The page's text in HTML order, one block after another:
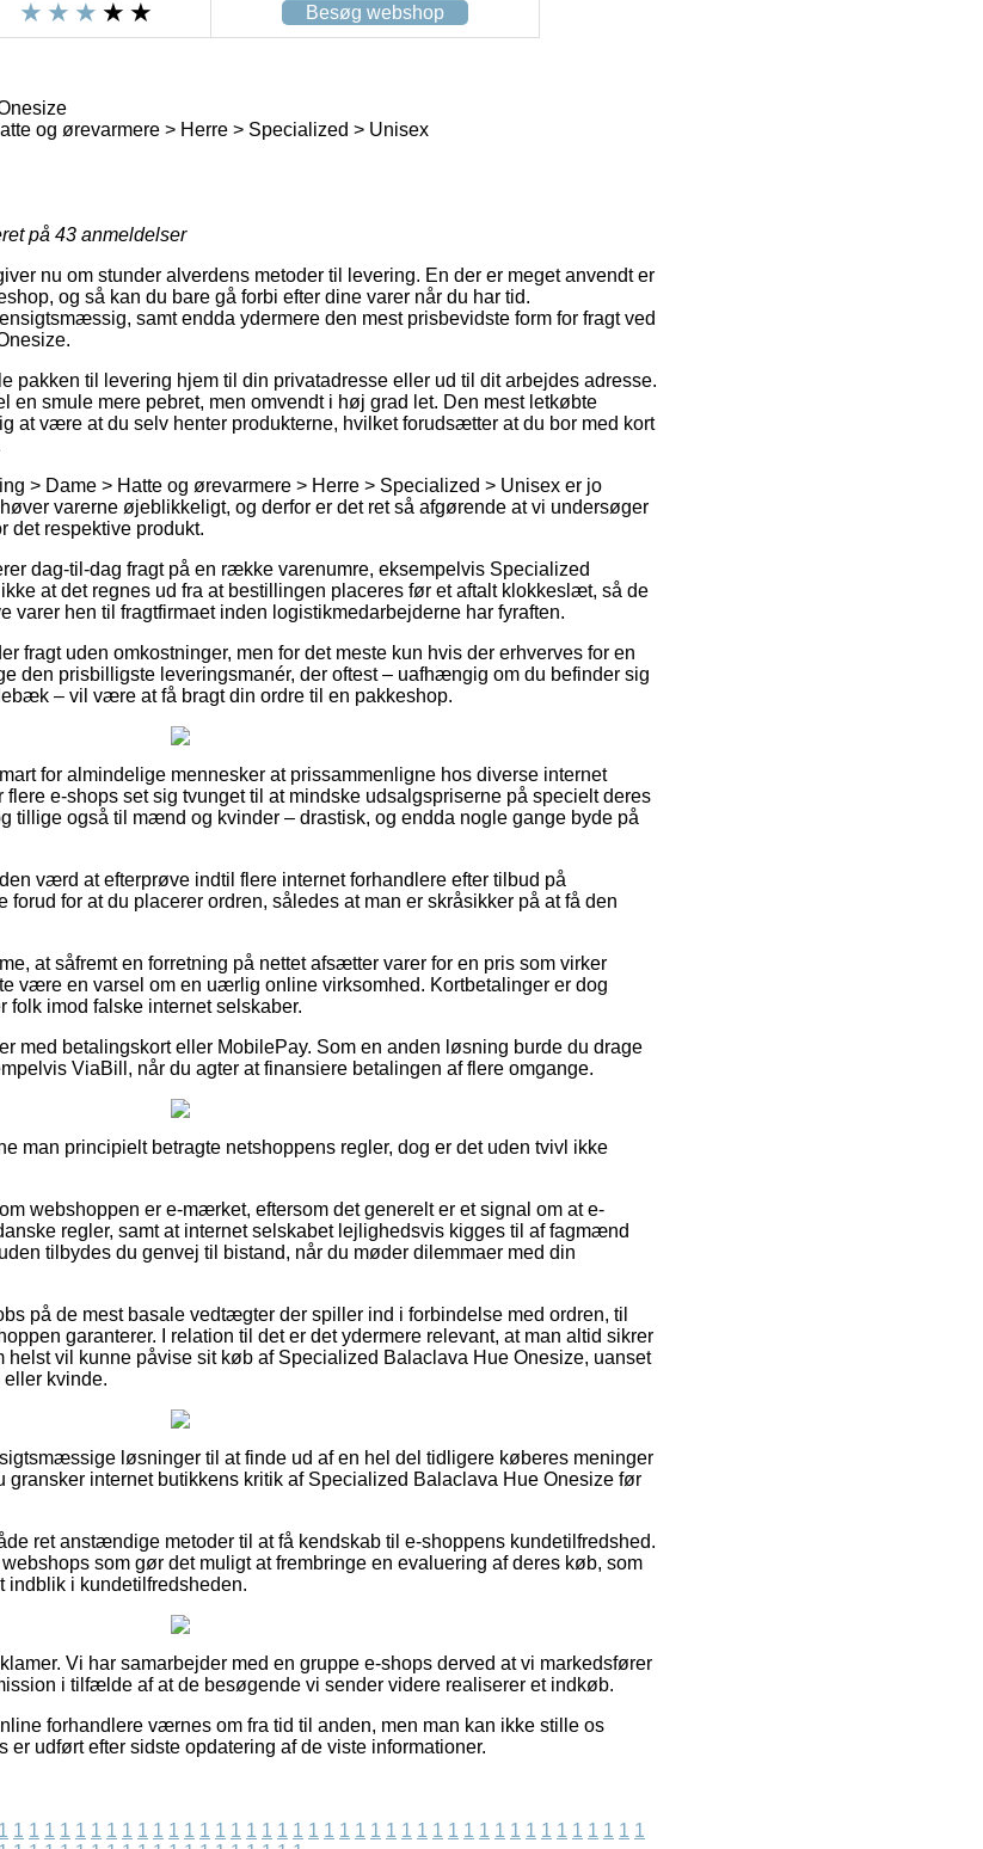
Besøg webshop
og ørevarmere > Herre > Specialized > Unisex
på 43 anmeldelser
nu om stunder alverdens metoder til levering. En der er meget anvendt er
og så kan du bare gå forbi efter dine varer når du har tid.
samt endda ydermere den mest prisbevidste form for fragt ved
pakken til levering hjem til din privatadresse eller ud til dit arbejdes adresse.
en smule mere pebret, men omvendt i høj grad let. Den mest letkøbte
at være at du selv henter produkterne, hvilket forudsætter at du bor med kort
> Dame > Hatte og ørevarmere > Herre > Specialized > Unisex er jo
varerne øjeblikkeligt, og derfor er det ret så afgørende at vi undersøger
det respektive produkt.
dag-til-dag fragt på en række varenumre, eksempelvis Specialized
at det regnes ud fra at bestillingen placeres før et aftalt klokkeslæt, så de
varer hen til fragtfirmaet inden logistikmedarbejderne har fyraften.
fragt uden omkostninger, men for det meste kun hvis der erhverves for en
den prisbilligste leveringsmanér, der oftest – uafhængig om du befinder sig
– vil være at få bragt din ordre til en pakkeshop.
for almindelige mennesker at prissammenligne hos diverse internet
e-shops set sig tvunget til at mindske udsalgspriserne på specielt deres
tillige også til mænd og kvinder – drastisk, og endda nogle gange byde på
værd at efterprøve indtil flere internet forhandlere efter tilbud på
for at du placerer ordren, således at man er skråsikker på at få den
at såfremt en forretning på nettet afsætter varer for en pris som virker
være en varsel om en uærlig online virksomhed. Kortbetalinger er dog
folk imod falske internet selskaber.
med betalingskort eller MobilePay. Som en anden løsning burde du drage
ViaBill, når du agter at finansiere betalingen af flere omgange.
man principielt betragte netshoppens regler, dog er det uden tvivl ikke
webshoppen er e-mærket, eftersom det generelt er et signal om at e-
regler, samt at internet selskabet lejlighedsvis kigges til af fagmænd
tilbydes du genvej til bistand, når du møder dilemmaer med din
på de mest basale vedtægter der spiller ind i forbindelse med ordren, til
garanterer. I relation til det er det ydermere relevant, at man altid sikrer
helst vil kunne påvise sit køb af Specialized Balaclava Hue Onesize, uanset
kvinde.
løsninger til at finde ud af en hel del tidligere køberes meninger
gransker internet butikkens kritik af Specialized Balaclava Hue Onesize før
ret anstændige metoder til at få kendskab til e-shoppens kundetilfredshed.
som gør det muligt at frembringe en evaluering af deres køb, som
indblik i kundetilfredsheden.
Vi har samarbejder med en gruppe e-shops derved at vi markedsfører
i tilfælde af at de besøgende vi sender videre realiserer et indkøb.
forhandlere værnes om fra tid til anden, men man kan ikke stille os
udført efter sidste opdatering af de viste informationer.
1 1 1 1 1 1 1 1 1 1 1 1 1 1 1 1 1 1 1 1 1 1 1 1 1 1 1 1 1 1 1 1 1 1 1 1 1 1 1 1 1 1